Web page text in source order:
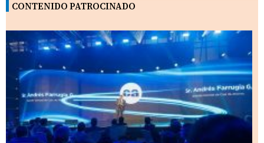
CONTENIDO PATROCINADO